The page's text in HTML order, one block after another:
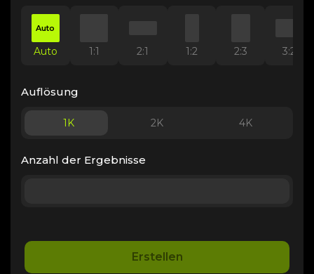
Auto
Auto 1:1 2:1 1:2 2:3 3:2
Auflösung
1K 2K 4K
Anzahl der Ergebnisse
Erstellen